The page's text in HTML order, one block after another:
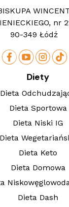
nr
90-349 Łódź
Diety
Dieta
Dieta Sportowa
Dieta Niski IG
Dieta
Dieta Keto
Dieta Domowa
Dieta Dash